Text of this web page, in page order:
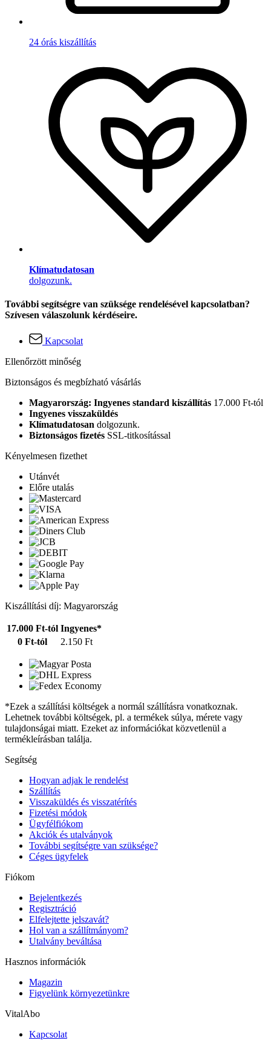
24 órás kiszállítás
Klímatudatosan
dolgozunk.
További segítségre van szüksége rendelésével kapcsolatban?
Szívesen válaszolunk kérdéseire.
Kapcsolat
Ellenőrzött minőség
Biztonságos és megbízható vásárlás
Magyarország: Ingyenes standard kiszállítás 17.000 Ft-tól
Ingyenes visszaküldés
Klímatudatosan dolgozunk.
Biztonságos fizetés SSL-titkosítással
Kényelmesen fizethet
Utánvét
Előre utalás
Kiszállítási díj: Magyarország
17.000 Ft-tól Ingyenes*
0 Ft-tól
2.150 Ft
*Ezek a szállítási költségek a normál szállításra vonatkoznak.
Lehetnek további költségek, pl. a termékek súlya, mérete vagy
tulajdonságai miatt. Ezeket az információkat közvetlenül a
termékleírásban találja.
Segítség
Hogyan adjak le rendelést
Szállítás
Visszaküldés és visszatérítés
Fizetési módok
Ügyfélfiókom
Akciók és utalványok
További segítségre van szüksége?
Céges ügyfelek
Fiókom
Bejelentkezés
Regisztráció
Elfelejtette jelszavát?
Hol van a szállítmányom?
Utalvány beváltása
Hasznos információk
Magazin
Figyelünk környezetünkre
VitalAbo
Kapcsolat